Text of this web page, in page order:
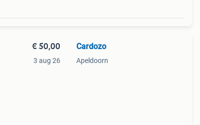
€ 50,00
3 aug 26
Cardozo
Apeldoorn